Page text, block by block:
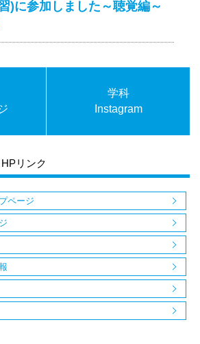
)に参加しました～聴覚編～
学科
Instagram
リンク
ページ